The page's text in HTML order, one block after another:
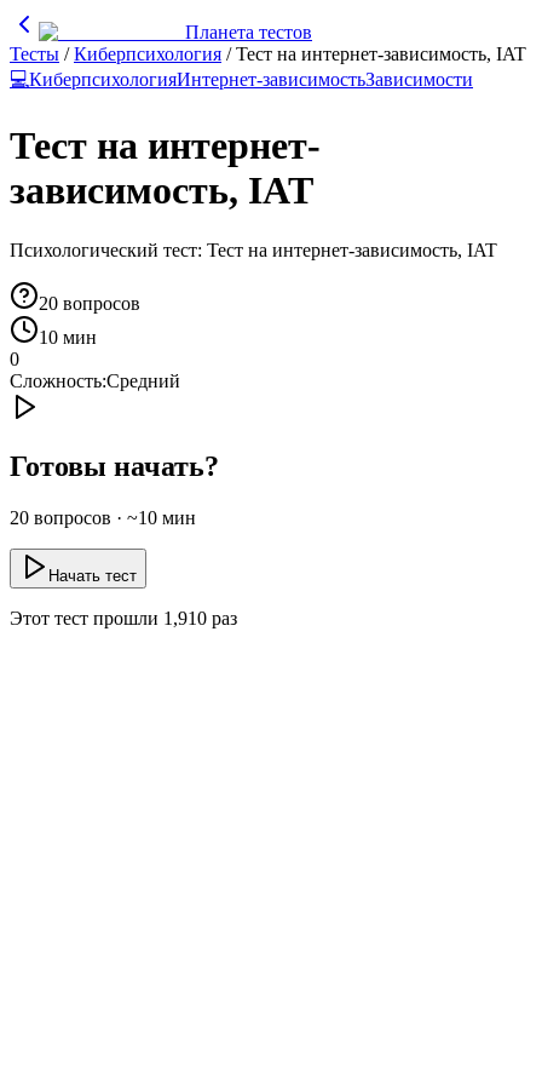
Планета тестов
Тесты /Киберпсихология /Тест на интернет-зависимость, IAT
💻КиберпсихологияИнтернет-зависимостьЗависимости
Тест на интернет-
зависимость, IAT
Психологический тест: Тест на интернет-зависимость, IAT
20 вопросов
10 мин
0
Сложность:Средний
Готовы начать?
20 вопросов · ~10 мин
Начать тест
Этот тест прошли 1,910 раз